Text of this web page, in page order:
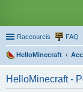
Raccourcis FAQ
HelloMinecraft
HelloMinecraft -